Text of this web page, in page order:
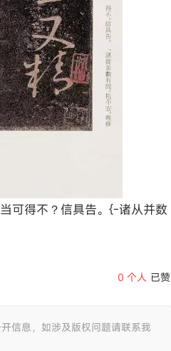
可得不？信具告。{-诸从并数
0 个人 已赞
信息，如涉及版权问题请联系我